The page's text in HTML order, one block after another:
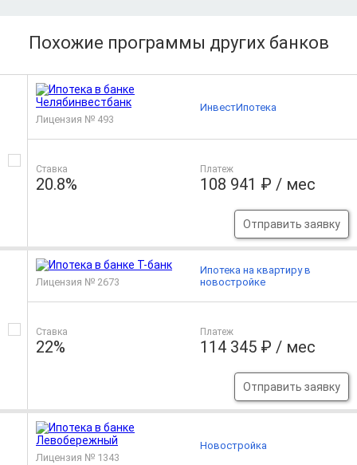
Похожие программы других банков
Лицензия № 493
Ставка
20.8%
Платеж
108 941 ₽ / мес
Отправить заявку
ИнвестИпотека
Лицензия № 2673
Ставка
22%
Платеж
114 345 ₽ / мес
Отправить заявку
Ипотека на квартиру в
новостройке
Лицензия № 1343
Новостройка